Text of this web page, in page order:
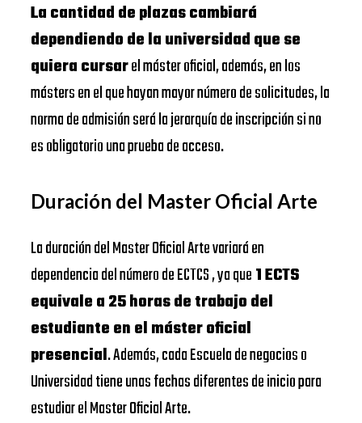
La cantidad de plazas cambiará
dependiendo de la universidad que se
quiera cursarel máster oficial, además, en los
másters en el que hayan mayor número de solicitudes, la
norma de admisión será la jerarquía de inscripción si no
es obligatorio una prueba de acceso.
Duración del Master Oficial Arte
La duración del Master Oficial Arte variará en
dependencia del número de ECTCS , ya que1 ECTS
equivale a 25 horas de trabajo del
estudiante en el máster oficial
presencial. Además, cada Escuela de negocios o
Universidad tiene unas fechas diferentes de inicio para
estudiar el Master Oficial Arte.